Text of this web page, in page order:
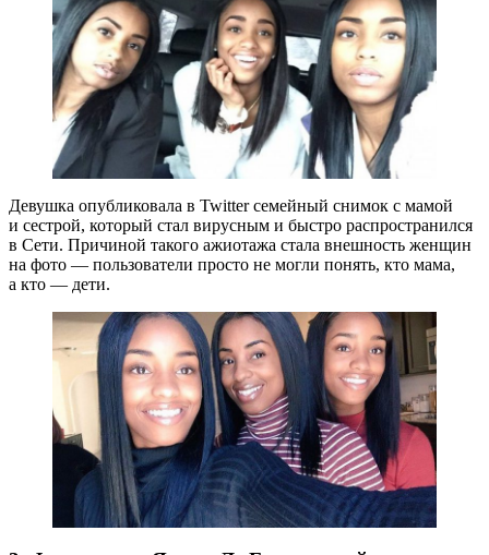
Девушка опубликовала в Twitter семейный снимок с мамой
и сестрой, который стал вирусным и быстро распространился
в Сети. Причиной такого ажиотажа стала внешность женщин
на фото — пользователи просто не могли понять, кто мама,
а кто — дети.